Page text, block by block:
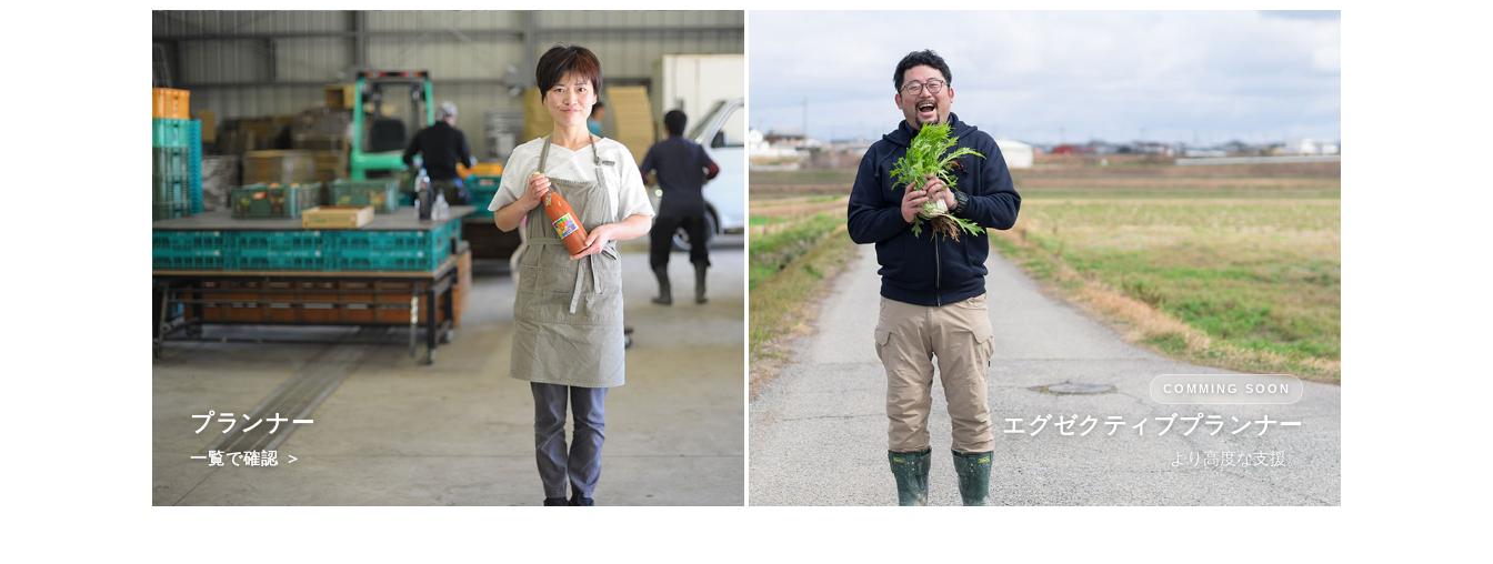
プランナー
一覧で確認 ＞
COMMING SOON
エグゼクティブプランナー
より高度な支援。